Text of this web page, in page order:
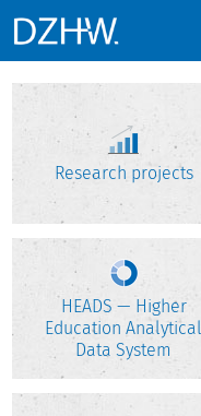
Research projects
HEADS — Higher
Education Analytical
Data System